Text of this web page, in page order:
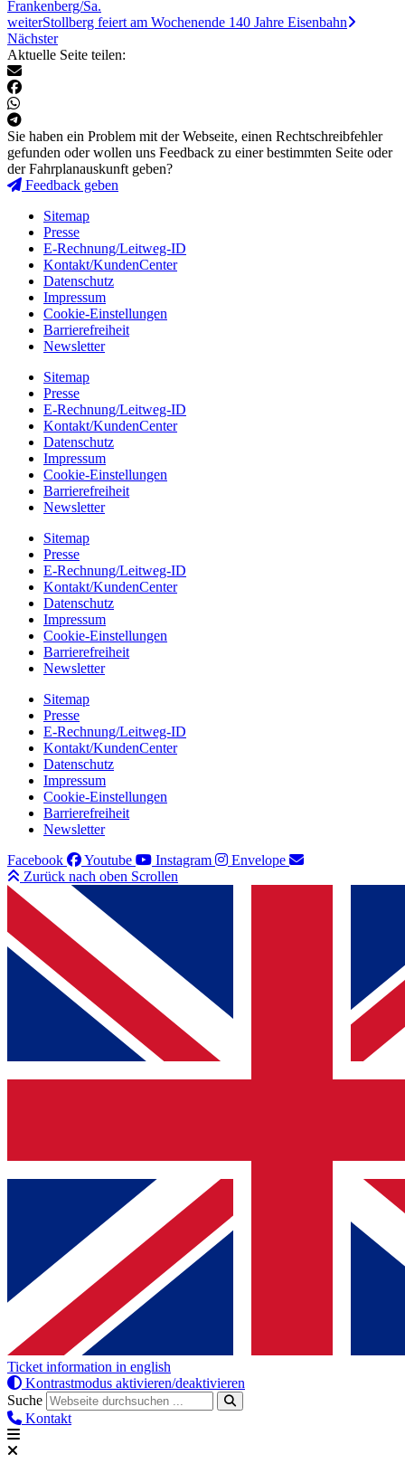
Frankenberg/Sa.
weiterStollberg feiert am Wochenende 140 Jahre Eisenbahn
Nächster
Aktuelle Seite teilen:
Sie haben ein Problem mit der Webseite, einen Rechtschreibfehler
gefunden oder wollen uns Feedback zu einer bestimmten Seite oder
der Fahrplanauskunft geben?
Feedback geben
Sitemap
Presse
E-Rechnung/Leitweg-ID
Kontakt/KundenCenter
Datenschutz
Impressum
Cookie-Einstellungen
Barrierefreiheit
Newsletter
Sitemap
Presse
E-Rechnung/Leitweg-ID
Kontakt/KundenCenter
Datenschutz
Impressum
Cookie-Einstellungen
Barrierefreiheit
Newsletter
Sitemap
Presse
E-Rechnung/Leitweg-ID
Kontakt/KundenCenter
Datenschutz
Impressum
Cookie-Einstellungen
Barrierefreiheit
Newsletter
Sitemap
Presse
E-Rechnung/Leitweg-ID
Kontakt/KundenCenter
Datenschutz
Impressum
Cookie-Einstellungen
Barrierefreiheit
Newsletter
Facebook
Youtube Instagram
Envelope
Zurück nach oben Scrollen
Ticket information in english
Kontrastmodus aktivieren/deaktivieren
Suche
Kontakt